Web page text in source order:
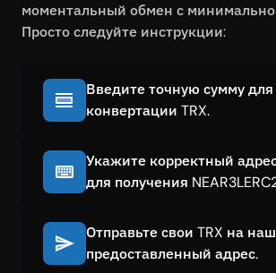
моментальный обмен с
Просто следуйте инструкции:
Введите точную сумму для
конвертации TRX.
Укажите корректный
для получения
Отправьте свои TRX на наш
предоставленный адрес.